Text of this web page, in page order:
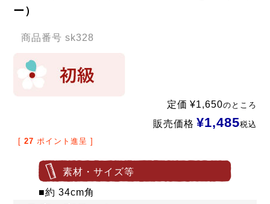
ー）
商品番号 sk328
定価 ¥1,650のところ
販売価格 ¥1,485税込
[ 27 ポイント進呈 ]
素材・サイズ等
■約 34cm角